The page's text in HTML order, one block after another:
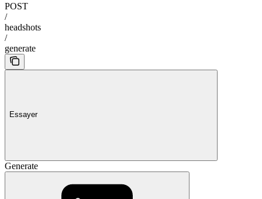
POST
/
headshots
/
generate
Essayer
Generate